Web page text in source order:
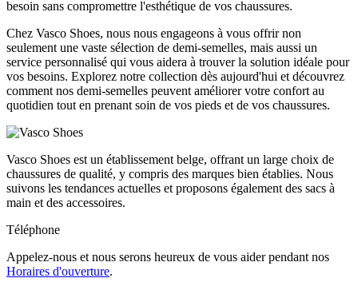
besoin sans compromettre l'esthétique de vos chaussures.
Chez Vasco Shoes, nous nous engageons à vous offrir non
seulement une vaste sélection de demi-semelles, mais aussi un
service personnalisé qui vous aidera à trouver la solution idéale pour
vos besoins. Explorez notre collection dès aujourd'hui et découvrez
comment nos demi-semelles peuvent améliorer votre confort au
quotidien tout en prenant soin de vos pieds et de vos chaussures.
Vasco Shoes est un établissement belge, offrant un large choix de
chaussures de qualité, y compris des marques bien établies. Nous
suivons les tendances actuelles et proposons également des sacs à
main et des accessoires.
Téléphone
Appelez-nous et nous serons heureux de vous aider pendant nos
Horaires d'ouverture.